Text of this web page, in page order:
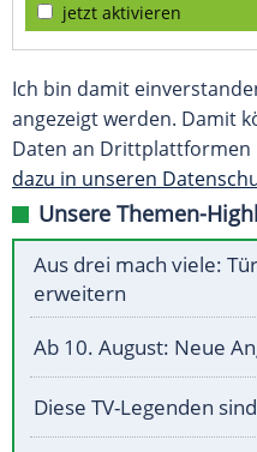
jetzt aktivieren
Ich bin damit
angezeigt werden. Damit
Daten an
dazu in unseren
Unsere Themen-
Aus drei mach viele:
erweitern
Ab 10. August: Neue
Diese TV-Legenden